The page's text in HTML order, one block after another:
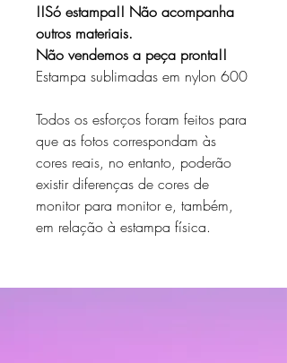
!!Só estampa!! Não acompanha
outros materiais.
Não vendemos a peça pronta!!
Estampa sublimadas em nylon 600
Todos os esforços foram feitos para
que as fotos correspondam às
cores reais, no entanto, poderão
existir diferenças de cores de
monitor para monitor e, também,
em relação à estampa física.